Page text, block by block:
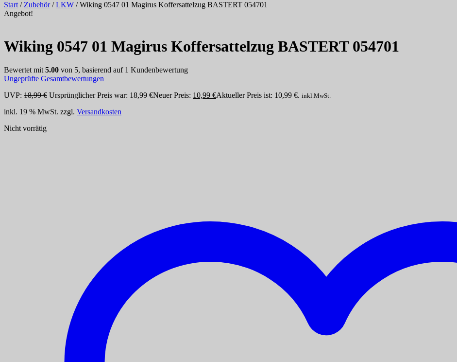
Start/Zubehör/LKW / Wiking 0547 01 Magirus Koffersattelzug BASTERT 054701
Angebot!
Wiking 0547 01 Magirus Koffersattelzug BASTERT 054701
Bewertet mit 5.00 von 5, basierend auf 1 Kundenbewertung
Ungeprüfte Gesamtbewertungen
UVP: 18,99€ Ursprünglicher Preis war: 18,99 €Neuer Preis: 10,99 €Aktueller Preis ist: 10,99 €. inkl.MwSt.
inkl. 19 % MwSt. zzgl. Versandkosten
Nicht vorrätig